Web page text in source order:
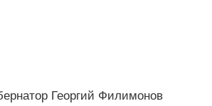
Георгий Филимонов